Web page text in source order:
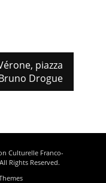
piazza
Drogue
Culturelle Franco-
Rights Reserved.